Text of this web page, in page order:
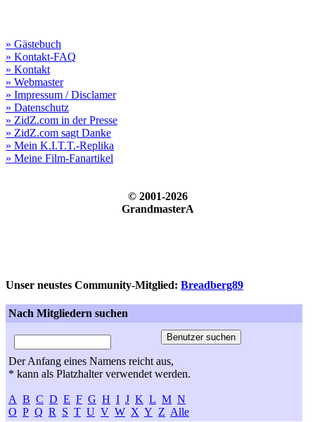
» Gästebuch
» Kontakt-FAQ
» Kontakt
» Webmaster
» Impressum / Disclamer
» Datenschutz
» ZidZ.com in der Presse
» ZidZ.com sagt Danke
» Mein K.I.T.T.-Replika
» Meine Film-Fanartikel
© 2001-2026
GrandmasterA
Unser neustes Community-Mitglied: Breadberg89
Nach Mitgliedern suchen
Der Anfang eines Namens reicht aus,
* kann als Platzhalter verwendet werden.
A B C D E F G H I J K L M N
O P Q R S T U V W X Y Z Alle